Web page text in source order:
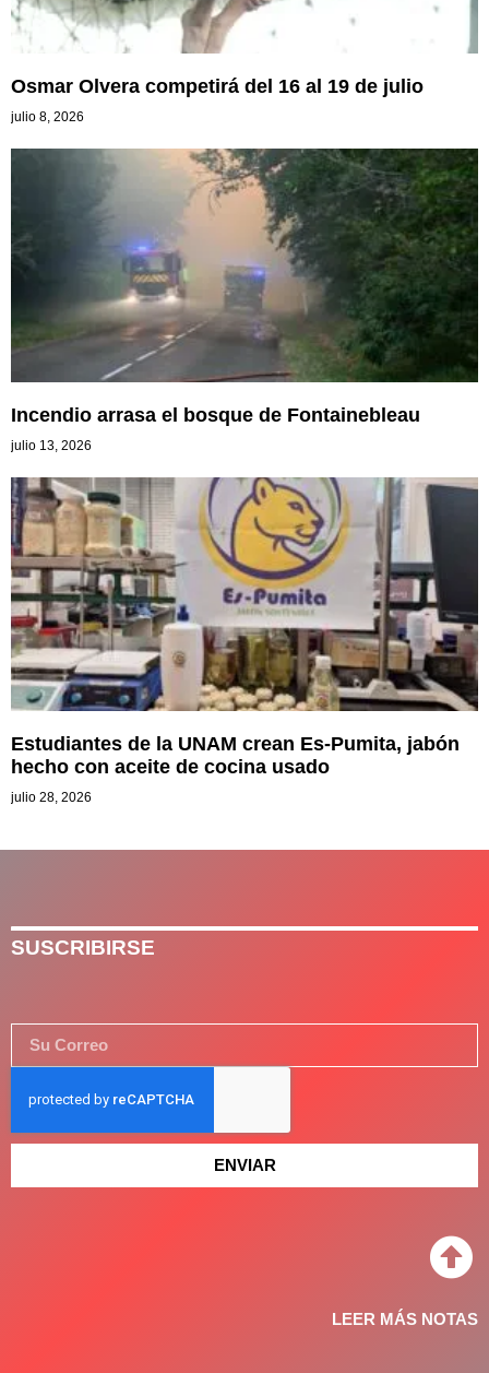
Osmar Olvera competirá del 16 al 19 de julio
julio 8, 2026
Incendio arrasa el bosque de Fontainebleau
julio 13, 2026
Estudiantes de la UNAM crean Es-Pumita, jabón
hecho con aceite de cocina usado
julio 28, 2026
SUSCRIBIRSE
ENVIAR
LEER MÁS NOTAS